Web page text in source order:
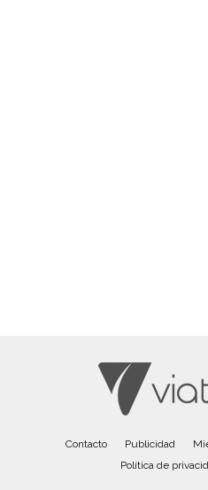
Contacto Publicidad
Política de